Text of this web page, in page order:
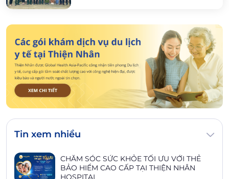
Tin xem nhiều
CHĂM SÓC SỨC KHỎE TỐI ƯU VỚI THẺ
BẢO HIỂM CAO CẤP TẠI THIỆN NHÂN
HOSPITAL